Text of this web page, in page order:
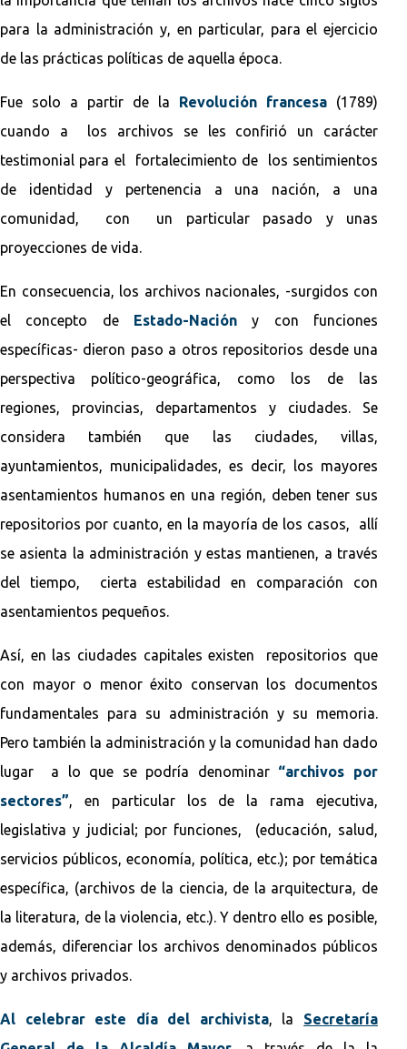
para la administración y, en particular, para el ejercicio
de las prácticas políticas de aquella época.
Fue solo a partir de la Revolución francesa (1789)
cuando a los archivos se les confirió un carácter
testimonial para el fortalecimiento de los sentimientos
de identidad y pertenencia a una nación, a una
comunidad, con un particular pasado y unas
proyecciones de vida.
En consecuencia, los archivos nacionales, -surgidos con
el concepto deEstado-Nacióny con funciones
específicas- dieron paso a otros repositorios desde una
perspectiva político-geográfica, como los de las
regiones, provincias, departamentos y ciudades. Se
considera también que las ciudades, villas,
ayuntamientos, municipalidades, es decir, los mayores
asentamientos humanos en una región, deben tener sus
repositorios por cuanto, en la mayoría de los casos, allí
se asienta la administración y estas mantienen, a través
del tiempo, cierta estabilidad en comparación con
asentamientos pequeños.
Así, en las ciudades capitales existen repositorios que
con mayor o menor éxito conservan los documentos
fundamentales para su administración y su memoria.
Pero también la administración y la comunidad han dado
lugar a lo que se podría denominar “archivos por
sectores”, en particular los de la rama ejecutiva,
legislativa y judicial; por funciones, (educación, salud,
servicios públicos, economía, política, etc.); por temática
específica, (archivos de la ciencia, de la arquitectura, de
la literatura, de la violencia, etc.). Y dentro ello es posible,
además, diferenciar los archivos denominados públicos
y archivos privados.
Al celebrar este día del archivista, la
Secretaría